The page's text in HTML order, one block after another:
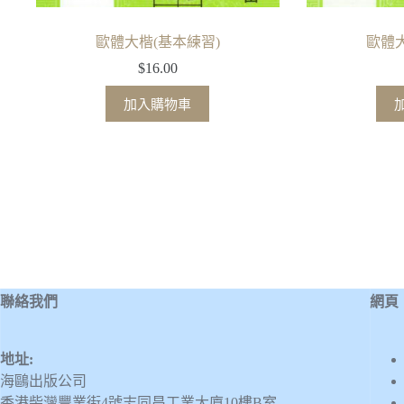
歐體大楷(基本練習)
$16.00
加入購物車
歐體
聯絡我們
地址:
海鷗出版公司
網頁